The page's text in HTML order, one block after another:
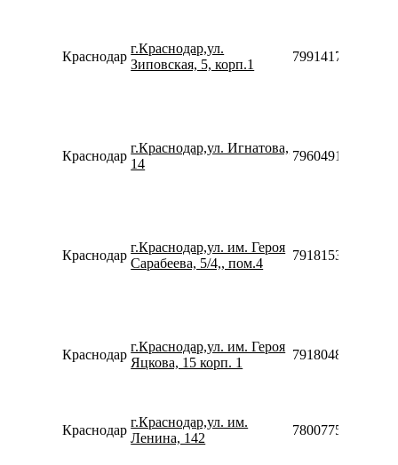
Краснодар
г.Краснодар,ул.
Зиповская, 5, корп.1
79914170645
Краснодар
г.Краснодар,ул. Игнатова,
14
79604914910
Краснодар
г.Краснодар,ул. им. Героя
Сарабеева, 5/4,, пом.4
79181532474
Краснодар
г.Краснодар,ул. им. Героя
Яцкова, 15 корп. 1
79180481708
Краснодар
г.Краснодар,ул. им.
Ленина, 142
78007753553